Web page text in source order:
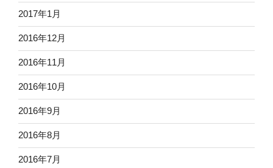
2017年1月
2016年12月
2016年11月
2016年10月
2016年9月
2016年8月
2016年7月